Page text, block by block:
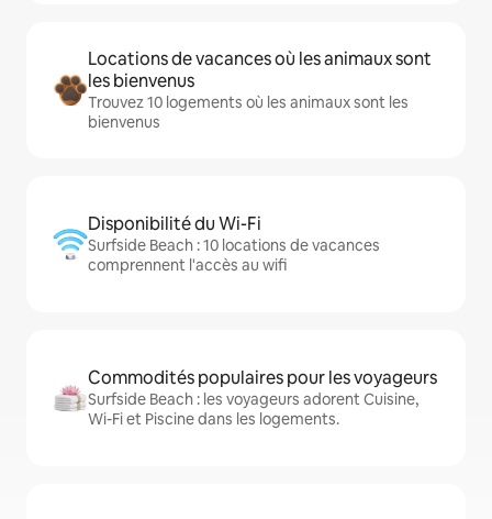
Locations de vacances où les animaux sont
les bienvenus
Trouvez 10 logements où les animaux sont les
bienvenus
Disponibilité du Wi-Fi
Surfside Beach : 10 locations de vacances
comprennent l'accès au wifi
Commodités populaires pour les voyageurs
Surfside Beach : les voyageurs adorent Cuisine,
Wi-Fi et Piscine dans les logements.